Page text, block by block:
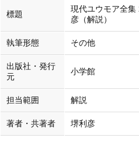
標題
現代ユウモア全集
彦（解説）
執筆形態 その他
出版社・発行
元
小学館
担当範囲 解説
著者・共著者 堺利彦